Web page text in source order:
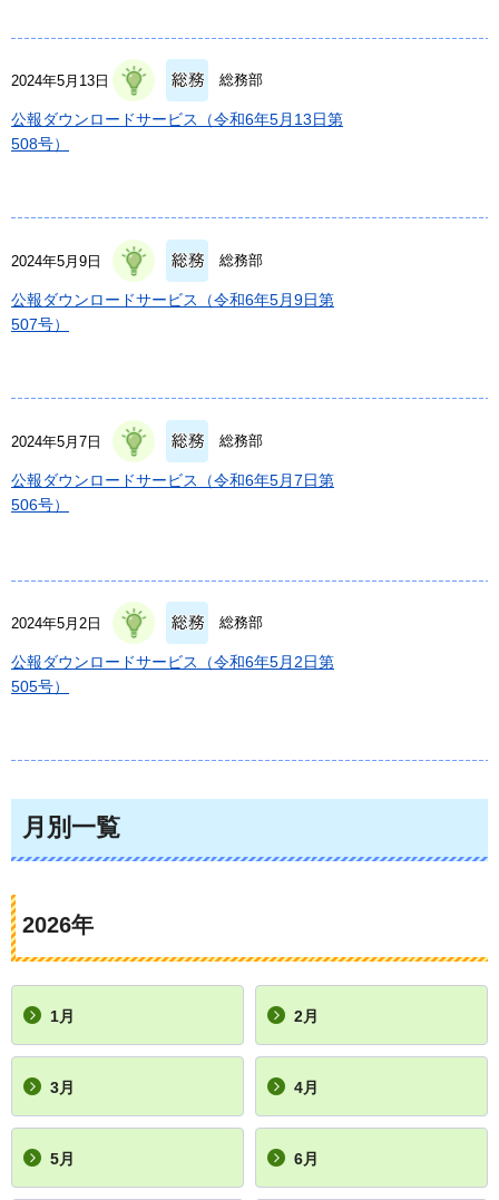
2024年5月13日 総務部
公報ダウンロードサービス（令和6年5月13日第
508号）
2024年5月9日 総務部
公報ダウンロードサービス（令和6年5月9日第
507号）
2024年5月7日 総務部
公報ダウンロードサービス（令和6年5月7日第
506号）
2024年5月2日 総務部
公報ダウンロードサービス（令和6年5月2日第
505号）
月別一覧
2026年
1月 2月
3月 4月
5月 6月